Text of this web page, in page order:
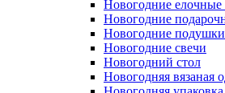
Новогодние
Новогодние
Новогодние
Новогодние свечи
Новогодний стол
Новогодняя вязаная